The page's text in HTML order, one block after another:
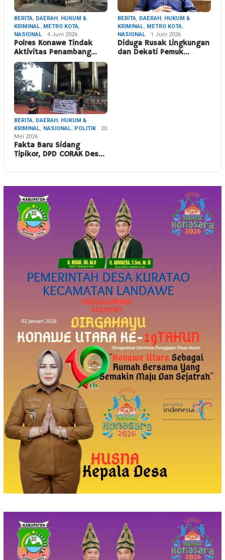
BERITA, DAERAH, HUKUM &
KRIMINAL, METRO KOTA,
NASIONAL
4 Juni 2026
Polres Konawe Tindak
Aktivitas Penambang…
BERITA, DAERAH, HUKUM &
KRIMINAL, METRO KOTA,
NASIONAL
1 Juni 2026
Diduga Rusak Lingkungan
dan Dekati Pemuk…
BERITA, DAERAH, HUKUM &
KRIMINAL, NASIONAL, POLITIK
20
Mei 2026
Fakta Baru Sidang
Tipikor, DPD CORAK Des…